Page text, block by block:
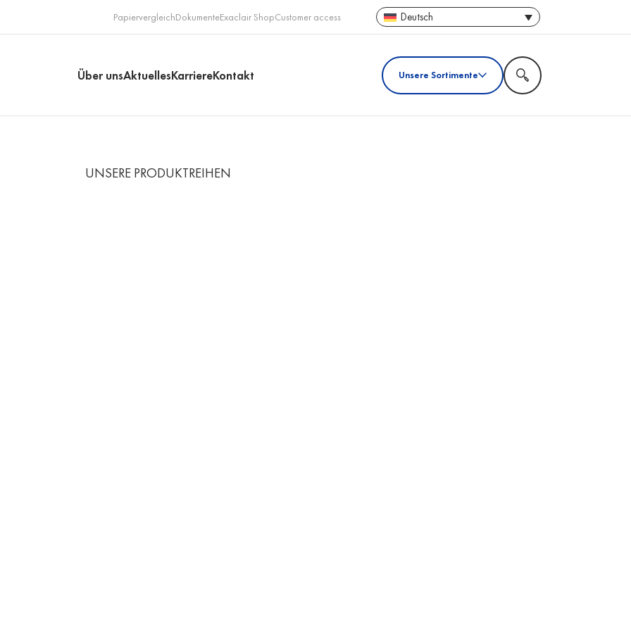
PapiervergleichDokumenteExaclair ShopCustomer access Deutsch
Über unsAktuellesKarriereKontakt Unsere Sortimente
UNSERE PRODUKTREIHEN